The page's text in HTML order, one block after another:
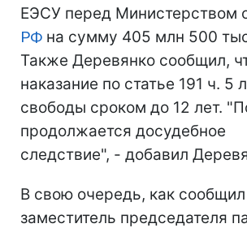
ЕЭСУ перед Министерством
РФ на сумму 405 млн 500
Также Деревянко сообщил,
наказание по статье 191 ч. 5
свободы сроком до 12 лет.
продолжается досудебное
следствие", - добавил
В свою очередь, как
заместитель председателя